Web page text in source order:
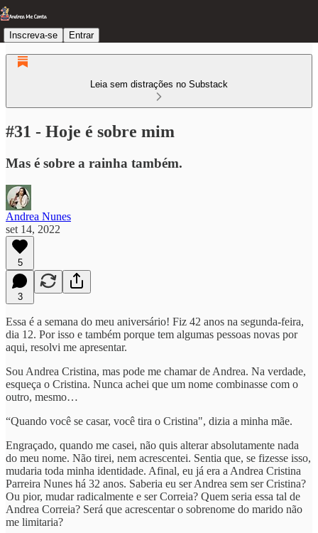
Inscreva-se Entrar
Leia sem distrações no Substack
#31 - Hoje é sobre mim
Mas é sobre a rainha também.
Andrea Nunes
set 14, 2022
5
3
Essa é a semana do meu aniversário! Fiz 42 anos na segunda-feira,
dia 12. Por isso e também porque tem algumas pessoas novas por
aqui, resolvi me apresentar.
Sou Andrea Cristina, mas pode me chamar de Andrea. Na verdade,
esqueça o Cristina. Nunca achei que um nome combinasse com o
outro, mesmo…
“Quando você se casar, você tira o Cristina", dizia a minha mãe.
Engraçado, quando me casei, não quis alterar absolutamente nada
do meu nome. Não tirei, nem acrescentei. Sentia que, se fizesse isso,
mudaria toda minha identidade. Afinal, eu já era a Andrea Cristina
Parreira Nunes há 32 anos. Saberia eu ser Andrea sem ser Cristina?
Ou pior, mudar radicalmente e ser Correia? Quem seria essa tal de
Andrea Correia? Será que acrescentar o sobrenome do marido não
me limitaria?